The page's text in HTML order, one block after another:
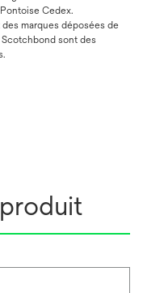
Cedex.
marques déposées de
sont des